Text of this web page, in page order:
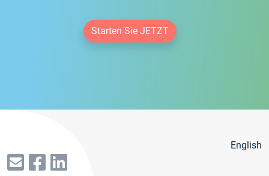
Starten Sie JETZT
English